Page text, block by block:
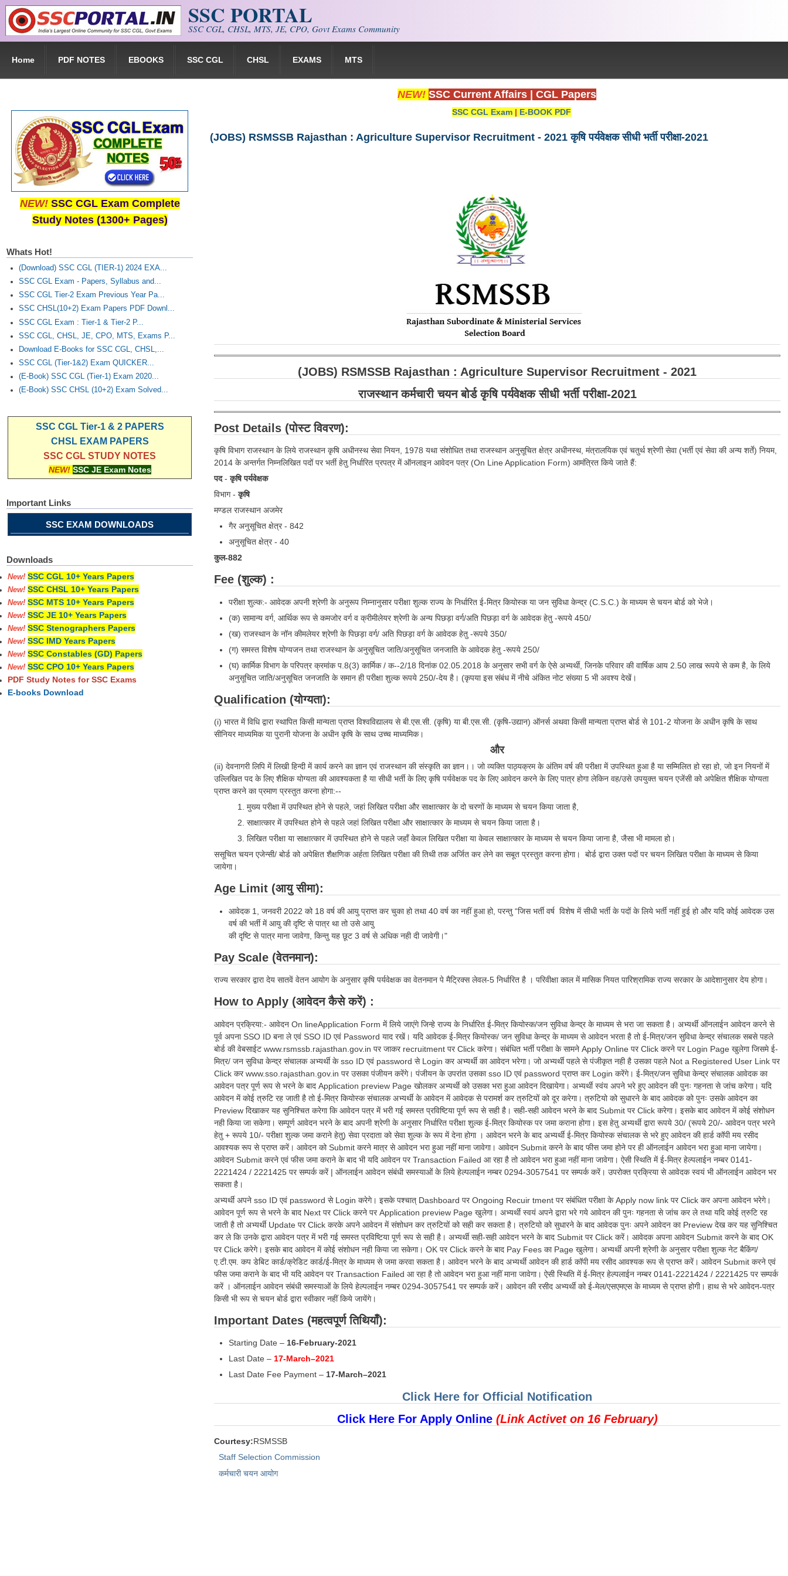
Skip to main content SSC PORTAL
SSC CGL, CHSL, MTS, JE, CPO, Govt Exams Community
Home PDF NOTES EBOOKS SSC CGL CHSL EXAMS MTS
NEW! SSC Current Affairs CGL Papers
SSC CGL Exam | E-BOOK PDF
(JOBS) RSMSSB Rajasthan : Agriculture Supervisor Recruitment - 2021 कृषि पर्यवेक्षक सीधी भर्ती परीक्षा-2021
(JOBS) RSMSSB Rajasthan : Agriculture Supervisor Recruitment - 2021
राजस्थान कर्मचारी चयन बोर्ड कृषि पर्यवेक्षक सीधी भर्ती परीक्षा-2021
Post Details (पोस्ट विवरण):
कृषि विभाग राजस्थान के लिये राजस्थान कृषि अधीनस्थ सेवा नियन, 1978 यथा संशोधित तथा राजस्थान अनुसूचित क्षेत्र अधीनस्थ, मंत्रालयिक एवं चतुर्थ श्रेणी सेवा (भर्ती एवं सेवा की अन्य शर्ते) नियम,
2014 के अन्तर्गत निम्नलिखित पदों पर भर्ती हेतु निर्धारित प्रपत्र में ऑनलाइन आवेदन पत्र (On Line Application Form) आमंत्रित किये जाते हैं:
पद-कृषि पर्यवेक्षक
विभाग -कृषि
मण्डल राजस्थान अजमेर
गैर अनुसूचित क्षेत्र - 842
अनुसूचित क्षेत्र - 40
कुल-882
Fee (शुल्क) :
परीक्षा शुल्क:- आवेदक अपनी श्रेणी के अनुरूप निम्नानुसार परीक्षा शुल्क राज्य के निर्धारित ई-मित्र कियोस्क या जन सुविधा केन्द्र (C.S.C.) के माध्यम से चयन बोर्ड को भेजे।
(क) सामान्य वर्ग, आर्थिक रूप से कमजोर वर्ग व क्रीमीलेयर श्रेणी के अन्य पिछड़ा वर्ग/अति पिछड़ा वर्ग के आवेदक हेतु -रूपये 450/
(ख) राजस्थान के नॉन कीमलेयर श्रेणी के पिछड़ा वर्ग/ अति पिछड़ा वर्ग के आवेदक हेतु -रूपये 350/
(ग) समस्त विशेष योग्यजन तथा राजस्थान के अनुसूचित जाति/अनुसूचित जनजाति के आवेदक हेतु -रूपये 250/
(घ) कार्मिक विभाग के परिपत्र क्रमांक प.8(3) कार्मिक / क--2/18 दिनांक 02.05.2018 के अनुसार सभी वर्ग के ऐसे अभ्यर्थी, जिनके परिवार की वार्षिक आय 2.50 लाख रूपये से कम है, के लिये
अनुसूचित जाति/अनुसूचित जनजाति के समान ही परीक्षा शुल्क रूपये 250/-देय है। (कृपया इस संबंध में नीचे अंकित नोट संख्या 5 भी अवश्य देखें।
Qualification (योग्यता):
(i) भारत में विधि द्वारा स्थापित किसी मान्यता प्राप्त विश्वविद्यालय से बी.एस.सी. (कृषि) या बी.एस.सी. (कृषि-उद्यान) ऑनर्स अथवा किसी मान्यता प्राप्त बोर्ड से 101-2 योजना के अधीन कृषि के साथ
सीनियर माध्यमिक या पुरानी योजना के अधीन कृषि के साथ उच्च माध्यमिक।
और
(ii) देवनागरी लिपि में लिखी हिन्दी में कार्य करने का ज्ञान एवं राजस्थान की संस्कृति का ज्ञान।। जो व्यक्ति पाठ्यक्रम के अंतिम वर्ष की परीक्षा में उपस्थित हुआ है या सम्मिलित हो रहा हो, जो इन नियनों में
उल्लिखित पद के लिए शैक्षिक योग्यता की आवश्यकता है या सीधी भर्ती के लिए कृषि पर्यवेक्षक पद के लिए आवेदन करने के लिए पात्र होगा लेकिन वह/उसे उपयुक्त चयन एजेंसी को अपेक्षित शैक्षिक योग्यता
प्राप्त करने का प्रमाण प्रस्तुत करना होगा:--
1. मुख्य परीक्षा में उपस्थित होने से पहले, जहां लिखित परीक्षा और साक्षात्कार के दो चरणों के माध्यम से चयन किया जाता है,
2. साक्षात्कार में उपस्थित होने से पहले जहां लिखित परीक्षा और साक्षात्कार के माध्यम से चयन किया जाता है।
3. लिखित परीक्षा या साक्षात्कार में उपस्थित होने से पहले जहाँ केवल लिखित परीक्षा या केवल साक्षात्कार के माध्यम से चयन किया जाना है, जैसा भी मामला हो।
ससूचित चयन एजेन्सी/ बोर्ड को अपेक्षित शैक्षणिक अर्हता लिखित परीक्षा की तिथी तक अर्जित कर लेने का सबूत प्रस्तुत करना होगा। बोर्ड द्वारा उक्त पदों पर चयन लिखित परीक्षा के माध्यम से किया
जायेगा।
Age Limit (आयु सीमा):
आवेदक 1, जनवरी 2022 को 18 वर्ष की आयु प्राप्त कर चुका हो तथा 40 वर्ष का नहीं हुआ हो, परन्तु “जिस भर्ती वर्ष विशेष में सीधी भर्ती के पदों के लिये भर्ती नहीं हुई हो और यदि कोई आवेदक उस
वर्ष की भर्ती में आयु की दृष्टि से पात्र था तो उसे आयु
की दृष्टि से पात्र माना जावेगा, किन्तु यह छूट 3 वर्ष से अधिक नही दी जावेगी।"
Pay Scale (वेतनमान):
राज्य सरकार द्वारा देय सातवें वेतन आयोग के अनुसार कृषि पर्यवेक्षक का वेतनमान पे मैट्रिक्स लेवल-5 निर्धारित है । परिवीक्षा काल में मासिक नियत पारिश्रामिक राज्य सरकार के आदेशानुसार देय होगा।
How to Apply (आवेदन कैसे करें) :
आवेदन प्रक्रिया:- आवेदन On lineApplication Form में लिये जाएंगे जिन्हे राज्य के निर्धारित ई-मित्र कियोस्क/जन सुविधा केन्द्र के माध्यम से भरा जा सकता है। अभ्यर्थी ऑनलाईन आवेदन करने से
पूर्व अपना SSO ID बना ले एवं SSO ID एवं Password याद रखें। यदि आवेदक ई-मित्र कियोस्क/ जन सुविधा केन्द्र के माध्यम से आवेदन भरता है तो ई-मित्र/जन सुविधा केन्द्र संचालक सबसे पहले
बोर्ड की वेबसाईट www.rsmssb.rajasthan.gov.in पर जाकर recruitment पर Click करेगा। संबंधित भर्ती परीक्षा के सामने Apply Online पर Click करने पर Login Page खुलेगा जिसमे ई-
मित्र/ जन सुविधा केन्द्र संचालक अभ्यर्थी के sso ID एवं password से Login कर अभ्यर्थी का आवेदन भरेगा। जो अभ्यर्थी पहले से पंजीकृत नही है उसका पहले Not a Registered User Link पर
Click कर www.sso.rajasthan.gov.in पर उसका पंजीयन करेंगे। पंजीयन के उपरांत उसका sso ID एवं password प्राप्त कर Login करेंगे। ई-मित्र/जन सुविधा केन्द्र संचालक आवेदक का
आवेदन पत्र पूर्ण रूप से भरने के बाद Application preview Page खोलकर अभ्यर्थी को उसका भरा हुआ आवेदन दिखायेगा। अभ्यर्थी स्वंय अपने भरे हुए आवेदन की पुनः गहनता से जांच करेगा। यदि
आवेदन में कोई त्रुटि रह जाती है तो ई-मित्र कियोस्क संचालक अभ्यर्थी के आवेदन में आवेदक से परामर्श कर त्रुटियों को दूर करेगा। त्रुटियो को सुधारने के बाद आवेदक को पुनः उसके आवेदन का
Preview दिखाकर यह सुनिश्चित करेगा कि आवेदन पत्र में भरी गई समस्त प्रविष्टिया पूर्ण रूप से सही है। सही-सही आवेदन भरने के बाद Submit पर Click करेगा। इसके बाद आवेदन में कोई संशोधन
नही किया जा सकेगा। सम्पूर्ण आवेदन भरने के बाद अपनी श्रेणी के अनुसार निर्धारित परीक्षा शुल्क ई-मित्र कियोस्क पर जमा कराना होगा। इस हेतु अभ्यर्थी द्वारा रूपये 30/ (रूपये 20/- आवेदन पत्र भरने
हेतु + रूपये 10/- परीक्षा शुल्क जमा कराने हेतु) सेवा प्रदाता को सेवा शुल्क के रूप में देना होगा । आवेदन भरने के बाद अभ्यर्थी ई-मित्र कियोस्क संचालक से भरे हुए आवेदन की हार्ड कॉपी मय रसीद
आवश्यक रूप से प्राप्त करें। आवेदन को Submit करने मात्र से आवेदन भरा हुआ नहीं माना जावेगा। आवेदन Submit करने के बाद फीस जमा होने पर ही ऑनलाईन आवेदन भरा हुआ माना जायेगा।
आवेदन Submit करने एवं फीस जमा कराने के बाद भी यदि आवेदन पर Transaction Failed आ रहा है तो आवेदन भरा हुआ नहीं माना जावेगा। ऐसी स्थिति में ई-मित्र हेल्पलाईन नम्बर 0141-
2221424 / 2221425 पर सम्पर्क करें | ऑनलाईन आवेदन संबंधी समस्याओं के लिये हेल्पलाईन नम्बर 0294-3057541 पर सम्पर्क करें। उपरोक्त प्रक्रिया से आवेदक स्वयं भी ऑनलाईन आवेदन भर
सकता है।
अभ्यर्थी अपने sso ID एवं password से Login करेगे। इसके पश्चात् Dashboard पर Ongoing Recuir tment पर संबंधित परीक्षा के Apply now link पर Click कर अपना आवेदन भरेगे।
आवेदन पूर्ण रूप से भरने के बाद Next पर Click करने पर Application preview Page खुलेगा। अभ्यर्थी स्वयं अपने द्वारा भरे गये आवेदन की पुनः गहनता से जांच कर ले तथा यदि कोई त्रुटि रह
जाती है तो अभ्यर्थी Update पर Click करके अपने आवेदन में संशोधन कर त्रुटियों को सही कर सकता है। त्रुटियो को सुधारने के बाद आवेदक पुनः अपने आवेदन का Preview देख कर यह सुनिश्चित
कर ले कि उनके द्वारा आवेदन पत्र में भरी गई समस्त प्रविष्टिया पूर्ण रूप से सही है। अभ्यर्थी सही-सही आवेदन भरने के बाद Submit पर Click करें। आवेदक अपना आवेदन Submit करने के बाद OK
पर Click करेगे। इसके बाद आवेदन में कोई संशोधन नही किया जा सकेगा। OK पर Click करने के बाद Pay Fees का Page खुलेगा। अभ्यर्थी अपनी श्रेणी के अनुसार परीक्षा शुल्क नेट बैकिंग/
ए.टी.एम. कप डेबिट कार्ड/क्रेडिट कार्ड/ई-मित्र के माध्यम से जमा करवा सकता है। आवेदन भरने के बाद अभ्यर्थी आवेदन की हार्ड कॉपी मय रसीद आवश्यक रूप से प्राप्त करें। आवेदन Submit करने एवं
फीस जमा कराने के बाद भी यदि आवेदन पर Transaction Failed आ रहा है तो आवेदन भरा हुआ नहीं माना जावेगा। ऐसी स्थिति में ई-मित्र हेल्पलाईन नम्बर 0141-2221424 / 2221425 पर सम्पर्क
करें । ऑनलाईन आवेदन संबंधी समस्याओं के लिये हेल्पलाईन नम्बर 0294-3057541 पर सम्पर्क करें। आवेदन की रसीद अभ्यर्थी को ई-मेल/एसएमएस के माध्यम से प्राप्त होगी। हाथ से भरे आवेदन-पत्र
किसी भी रूप से चयन बोर्ड द्वारा स्वीकार नहीं किये जायेंगे।
Important Dates (महत्वपूर्ण तिथियाँ):
Starting Date – 16-February-2021
Last Date – 17-March–2021
Last Date Fee Payment – 17-March–2021
Click Here for Official Notification
Click Here For Apply Online (Link Activet on 16 February)
Courtesy:RSMSSB
Staff Selection Commission
कर्मचारी चयन आयोग
NEW! SSC CGL Exam Complete
Study Notes (1300+ Pages)
Whats Hot!
(Download) SSC CGL (TIER-1) 2024 EXA...
SSC CGL Exam - Papers, Syllabus and...
SSC CGL Tier-2 Exam Previous Year Pa...
SSC CHSL(10+2) Exam Papers PDF Downl...
SSC CGL Exam : Tier-1 & Tier-2 P...
SSC CGL, CHSL, JE, CPO, MTS, Exams P...
Download E-Books for SSC CGL, CHSL,...
SSC CGL (Tier-1&2) Exam QUICKER...
(E-Book) SSC CGL (Tier-1) Exam 2020...
(E-Book) SSC CHSL (10+2) Exam Solved...
SSC CGL Tier-1 & 2 PAPERS
CHSL EXAM PAPERS
SSC CGL STUDY NOTES
NEW! SSC JE Exam Notes
Important Links
SSC EXAM DOWNLOADS
Downloads
New! SSC CGL 10+ Years Papers
New! SSC CHSL 10+ Years Papers
New! SSC MTS 10+ Years Papers
New! SSC JE 10+ Years Papers
New! SSC Stenographers Papers
New! SSC IMD Years Papers
New! SSC Constables (GD) Papers
New! SSC CPO 10+ Years Papers
PDF Study Notes for SSC Exams
E-books Download